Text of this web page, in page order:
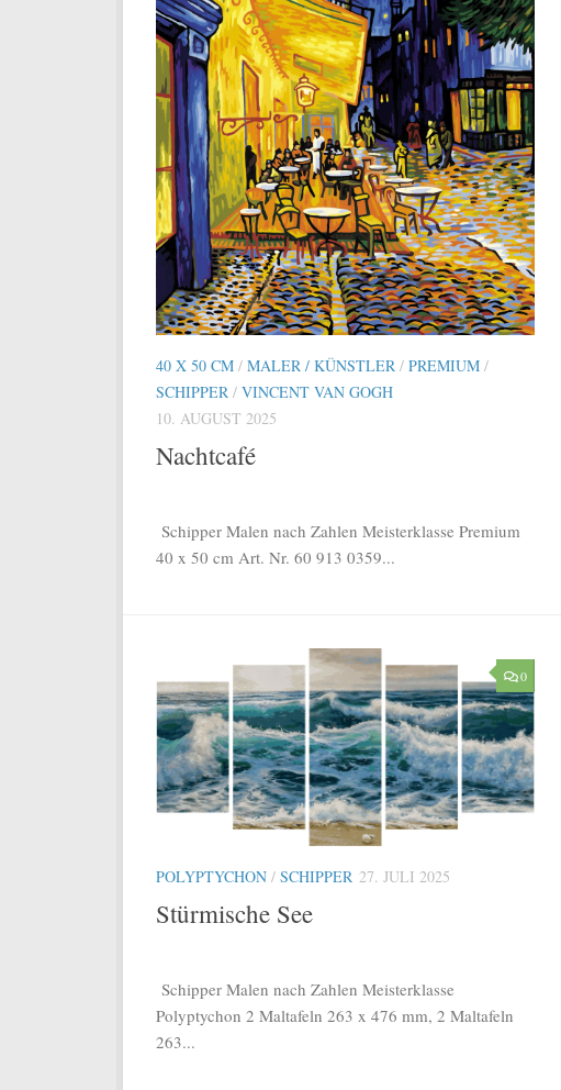
40 X 50 CM / MALER / KÜNSTLER / PREMIUM /
SCHIPPER / VINCENT VAN GOGH
10. AUGUST 2025
Nachtcafé
Schipper Malen nach Zahlen Meisterklasse Premium
40 x 50 cm Art. Nr. 60 913 0359...
0
POLYPTYCHON / SCHIPPER 27. JULI 2025
Stürmische See
Schipper Malen nach Zahlen Meisterklasse
Polyptychon 2 Maltafeln 263 x 476 mm, 2 Maltafeln
263...